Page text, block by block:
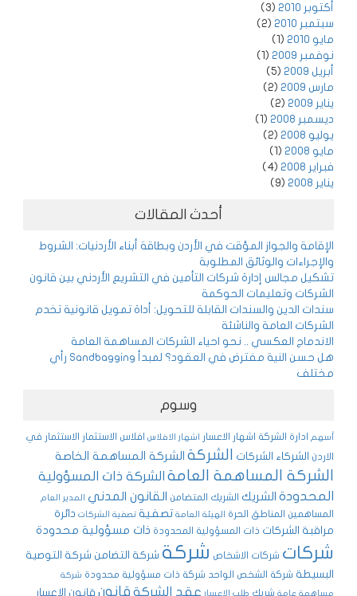
أكتوبر 2010
(3)
سبتمبر 2010
(2)
مايو 2010
(1)
نوفمبر 2009
(1)
أبريل 2009
(5)
مارس 2009
(2)
يناير 2009
(2)
ديسمبر 2008
(1)
يوليو 2008
(2)
مايو 2008
(1)
فبراير 2008
(4)
يناير 2008
(9)
أحدث المقالات
الإقامة والجواز المؤقت في الأردن وبطاقة أبناء الأردنيات: الشروط
والإجراءات والوثائق المطلوبة
تشكيل مجالس إدارة شركات التأمين في التشريع الأردني بين قانون
الشركات وتعليمات الحوكمة
سندات الدين والسندات القابلة للتحويل: أداة تمويل قانونية تخدم
الشركات العامة والناشئة
الاندماج العكسي .. نحو احياء الشركات المساهمة العامة
هل حسن النية مفترض في العقود؟ لمبدأ Sandbagging رأي
مختلف
وسوم
أسهم ادارة الشركة اشهار الاعسار اشهار الافلاس افلاس الاستثمار
الاستثمار في
الاردن
الشركاء الشركات الشركة الشركة المساهمة الخاصة
الشركة المساهمة العامة الشركة ذات المسؤولية
المحدودة الشريك الشريك المتضامن القانون المدني المدير العام
المساهمين المناطق الحرة الهيئة العامة تصفية تصفية الشركات دائرة
مراقبة الشركات ذات المسؤولية المحدودة ذات مسؤولية محدودة
شركات شركات الاشخاص شركة شركة التضامن شركة التوصية
البسيطة شركة الشخص الواحد شركة ذات مسؤولية محدودة شركة
مساهمة عامة شريك طلب الاعسار عقد الشركة قانون قانون الاعسار